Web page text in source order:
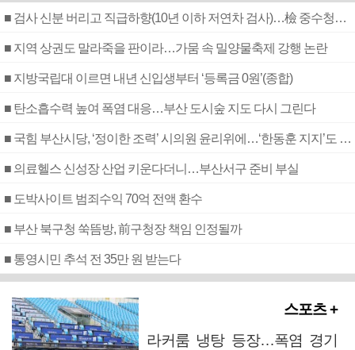
■ 검사 신분 버리고 직급하향(10년 이하 저연차 검사)…檢 중수청행 기피
■ 지역 상권도 말라죽을 판이라…가뭄 속 밀양물축제 강행 논란
■ 지방국립대 이르면 내년 신입생부터 ‘등록금 0원’(종합)
■ 탄소흡수력 높여 폭염 대응…부산 도시숲 지도 다시 그린다
■ 국힘 부산시당, ‘정이한 조력’ 시의원 윤리위에…‘한동훈 지지’도 신고접수
■ 의료헬스 신성장 산업 키운다더니…부산서구 준비 부실
■ 도박사이트 범죄수익 70억 전액 환수
■ 부산 북구청 쑥뜸방, 前구청장 책임 인정될까
■ 통영시민 추석 전 35만 원 받는다
스포츠 +
라커룸 냉탕 등장…폭염 경기